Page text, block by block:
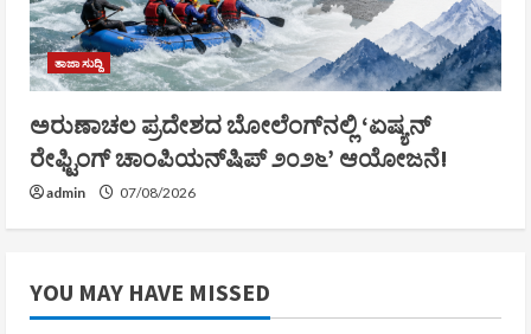
ತಾಜಾ ಸುದ್ದಿ
ಅರುಣಾಚಲ ಪ್ರದೇಶದ ಬೋಲೆಂಗ್‌ನಲ್ಲಿ ‘ಏಷ್ಯನ್
ರೇಫ್ಟಿಂಗ್ ಚಾಂಪಿಯನ್‌ಷಿಪ್ ೨೦೨೬’ ಆಯೋಜನೆ!
admin 07/08/2026
YOU MAY HAVE MISSED